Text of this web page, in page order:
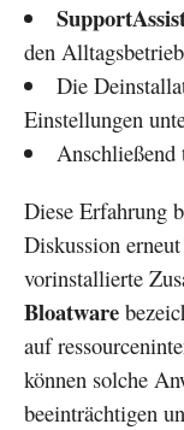
den
Die
Einstellungen
Anschließend
Diese Erfahrung
Diskussion
vorinstallierte
Bloatware
auf
können solche
beeinträchtigen